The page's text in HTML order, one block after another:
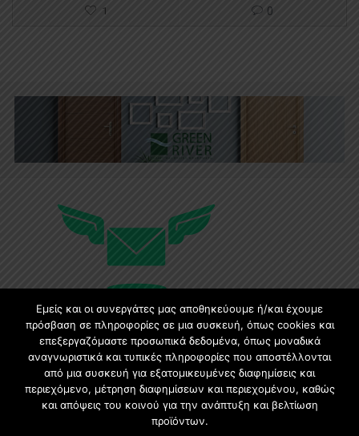
1 0
Εγγραφή στο Newsletter
Γίνετε μέλος της μεγαλύτερης διαδικτυακής κοινότητας, ειδικά
για αρχιτέκτονες, σχεδιαστές και λάτρεις της κατασκευής και
Εμείς και οι συνεργάτες μας αποθηκεύουμε ή/και έχουμε
πρόσβαση σε πληροφορίες σε μια συσκευή, όπως cookies και
επεξεργαζόμαστε προσωπικά δεδομένα, όπως μοναδικά
αναγνωριστικά και τυπικές πληροφορίες που αποστέλλονται
από μια συσκευή για εξατομικευμένες διαφημίσεις και
περιεχόμενο, μέτρηση διαφημίσεων και περιεχομένου, καθώς
και απόψεις του κοινού για την ανάπτυξη και βελτίωση
προϊόντων.